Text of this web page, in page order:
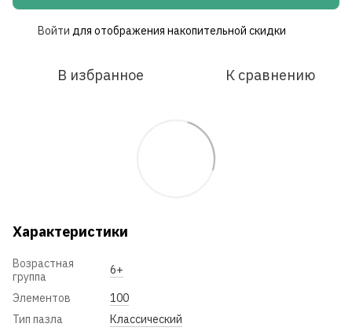
Войти для отображения накопительной скидки
В избранное К сравнению
Характеристики
Возрастная
группа
6+
Элементов
100
Тип пазла
Классический